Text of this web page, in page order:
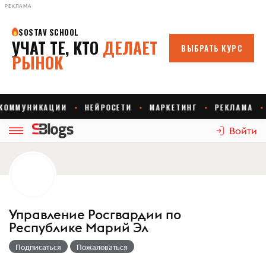
РЕКЛАМА
Войти
Управление Росгвардии по
Республике Марий Эл
Подписаться Пожаловаться